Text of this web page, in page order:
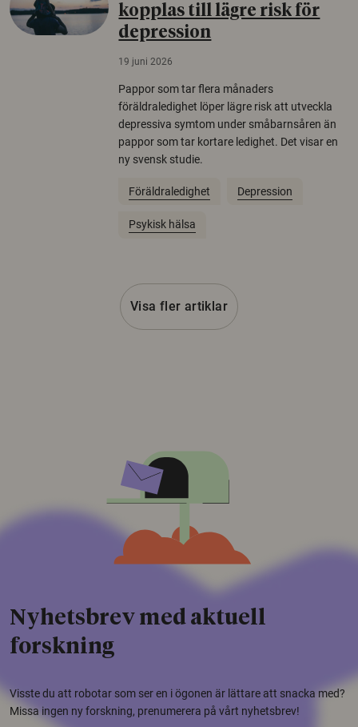
kopplas till lägre risk för
depression
19 juni 2026
Pappor som tar flera månaders
föräldraledighet löper lägre risk att utveckla
depressiva symtom under småbarnsåren än
pappor som tar kortare ledighet. Det visar en
ny svensk studie.
Föräldraledighet Depression
Psykisk hälsa
Visa fler artiklar
Nyhetsbrev med aktuell
forskning
Visste du att robotar som ser en i ögonen är lättare att snacka med?
Missa ingen ny forskning, prenumerera på vårt nyhetsbrev!